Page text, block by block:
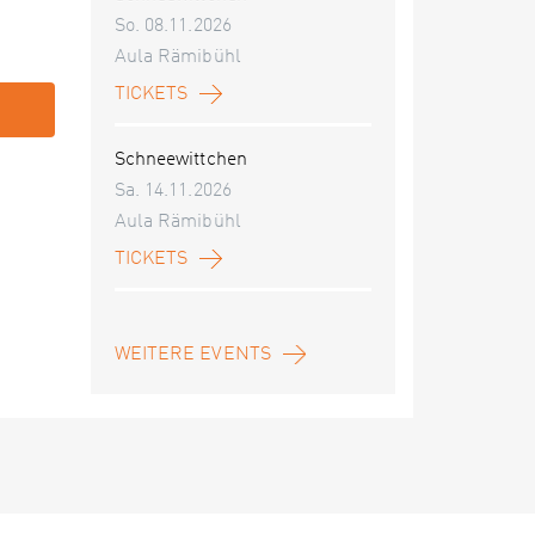
So. 08.11.2026
Aula Rämibühl
TICKETS
Schneewittchen
Sa. 14.11.2026
Aula Rämibühl
TICKETS
WEITERE EVENTS